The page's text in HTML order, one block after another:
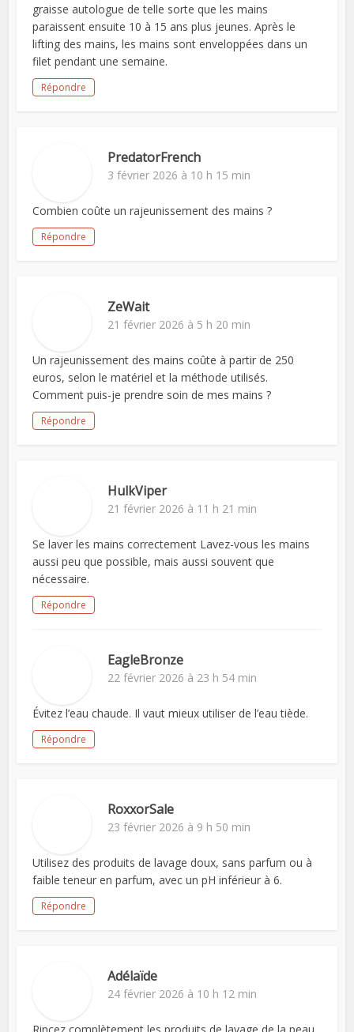
graisse autologue de telle sorte que les mains
paraissent ensuite 10 à 15 ans plus jeunes. Après le
lifting des mains, les mains sont enveloppées dans un
filet pendant une semaine.
Répondre
PredatorFrench
3 février 2026 à 10 h 15 min
Combien coûte un rajeunissement des mains ?
Répondre
ZeWait
21 février 2026 à 5 h 20 min
Un rajeunissement des mains coûte à partir de 250
euros, selon le matériel et la méthode utilisés.
Comment puis-je prendre soin de mes mains ?
Répondre
HulkViper
21 février 2026 à 11 h 21 min
Se laver les mains correctement Lavez-vous les mains
aussi peu que possible, mais aussi souvent que
nécessaire.
Répondre
EagleBronze
22 février 2026 à 23 h 54 min
Évitez l’eau chaude. Il vaut mieux utiliser de l’eau tiède.
Répondre
RoxxorSale
23 février 2026 à 9 h 50 min
Utilisez des produits de lavage doux, sans parfum ou à
faible teneur en parfum, avec un pH inférieur à 6.
Répondre
Adélaïde
24 février 2026 à 10 h 12 min